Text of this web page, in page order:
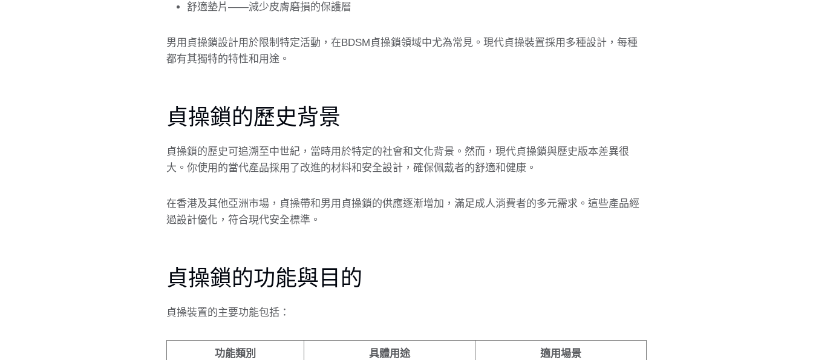
舒適墊片——減少皮膚磨損的保護層
男用貞操鎖設計用於限制特定活動，在BDSM貞操鎖領域中尤為常見。現代貞操裝置採用多種設計，每種
都有其獨特的特性和用途。
貞操鎖的歷史背景
貞操鎖的歷史可追溯至中世紀，當時用於特定的社會和文化背景。然而，現代貞操鎖與歷史版本差異很
大。你使用的當代產品採用了改進的材料和安全設計，確保佩戴者的舒適和健康。
在香港及其他亞洲市場，貞操帶和男用貞操鎖的供應逐漸增加，滿足成人消費者的多元需求。這些產品經
過設計優化，符合現代安全標準。
貞操鎖的功能與目的
貞操裝置的主要功能包括：
功能類別 具體用途 適用場景